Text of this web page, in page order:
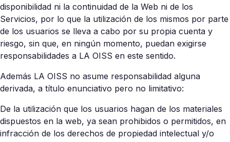
disponibilidad ni la continuidad de la Web ni de los
Servicios, por lo que la utilización de los mismos por parte
de los usuarios se lleva a cabo por su propia cuenta y
riesgo, sin que, en ningún momento, puedan exigirse
responsabilidades a LA OISS en este sentido.
Además LA OISS no asume responsabilidad alguna
derivada, a título enunciativo pero no limitativo:
De la utilización que los usuarios hagan de los materiales
dispuestos en la web, ya sean prohibidos o permitidos, en
infracción de los derechos de propiedad intelectual y/o